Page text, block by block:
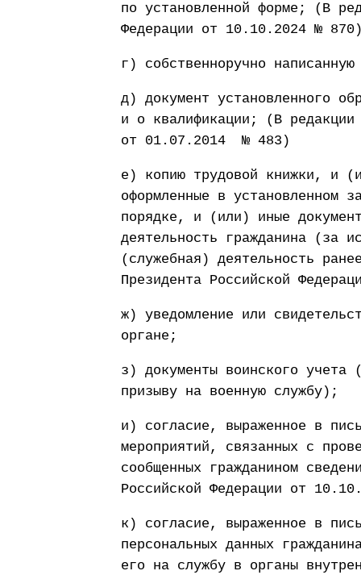
по установленной форме; (В
Федерации от 10.10.2024 №
г) собственноручно
д) документ установленного
и о квалификации; (В редакции
от 01.07.2014 № 483)
е) копию трудовой книжки, и
оформленные в установленном
порядке, и (или) иные
деятельность гражданина (за
(служебная) деятельность
Президента Российской
ж) уведомление или
органе;
з) документы воинского учета
призыву на военную службу);
и) согласие, выраженное в
мероприятий, связанных с
сообщенных гражданином
Российской Федерации от
к) согласие, выраженное в
персональных данных
его на службу в органы